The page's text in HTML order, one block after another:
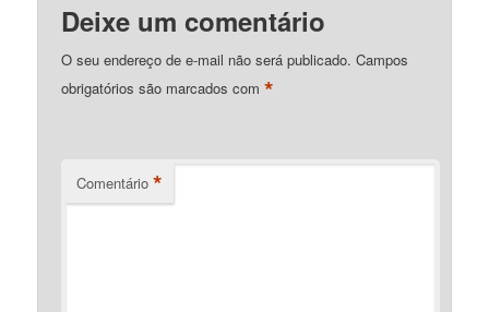
Deixe um comentário
O seu endereço de e-mail não será publicado. Campos
obrigatórios são marcados com*
Comentário *